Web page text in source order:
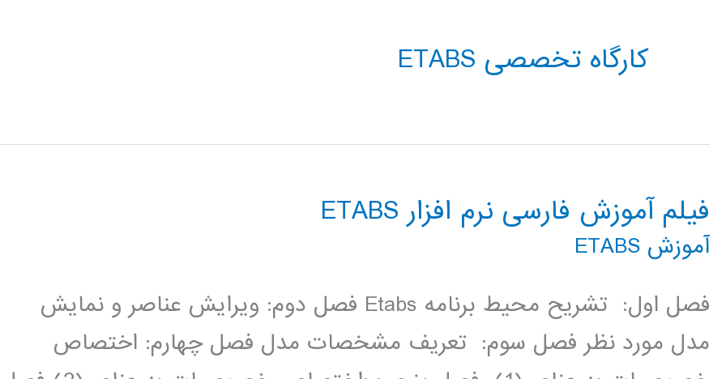
کارگاه تخصصی ETABS
فیلم آموزش فارسی نرم افزار ETABS
آموزش ETABS
فصل اول: تشریح محیط برنامه Etabs فصل دوم: ویرایش عناصر و نمایش
مدل مورد نظر فصل سوم: تعریف مشخصات مدل فصل چهارم: اختصاص